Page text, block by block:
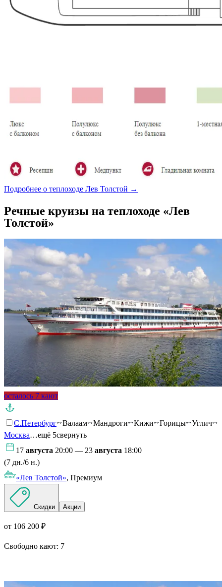
Подробнее о теплоходе Лев Толстой →
Речные круизы на теплоходе «Лев
Толстой»
осталось 7 кают
С.Петербург Валаам Мандроги Кижи Горицы
Углич
Москва…ещё 5свернуть
17 августа 20:00 — 23 августа 18:00
(7 дн./6 н.)
«Лев Толстой», Премиум
Скидки Акции
от 106 200 ₽
Свободно кают: 7